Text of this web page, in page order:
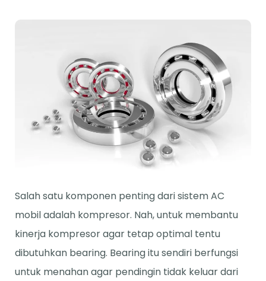
Salah satu komponen penting dari sistem AC
mobil adalah kompresor. Nah, untuk membantu
kinerja kompresor agar tetap optimal tentu
dibutuhkan bearing. Bearing itu sendiri berfungsi
untuk menahan agar pendingin tidak keluar dari